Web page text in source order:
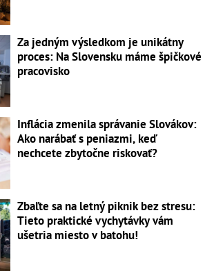
Za jedným výsledkom je unikátny
proces: Na Slovensku máme špičkové
pracovisko
Inflácia zmenila správanie Slovákov:
Ako narábať s peniazmi, keď
nechcete zbytočne riskovať?
Zbaľte sa na letný piknik bez stresu:
Tieto praktické vychytávky vám
ušetria miesto v batohu!